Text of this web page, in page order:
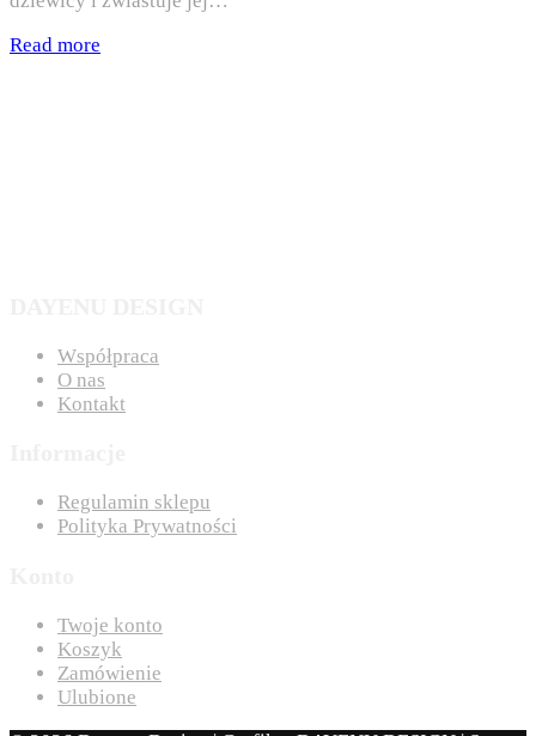
Read more
Współpraca
O nas
Kontakt
Regulamin sklepu
Polityka Prywatności
Twoje konto
Koszyk
Zamówienie
Ulubione